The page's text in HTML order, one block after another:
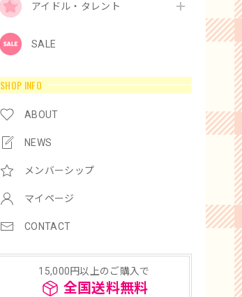
アイドル・タレント
SALE
SHOP INFO
ABOUT
NEWS
メンバーシップ
マイページ
CONTACT
15,000円以上のご購入で
全国送料無料